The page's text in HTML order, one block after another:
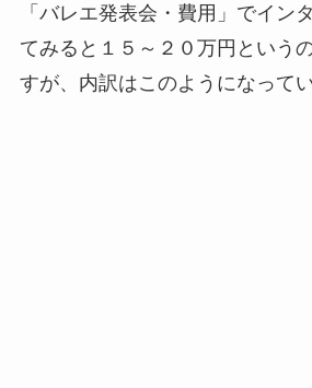
「バレエ発表会・費用」でイン
てみると１５～２０万円という
すが、内訳はこのようになってい